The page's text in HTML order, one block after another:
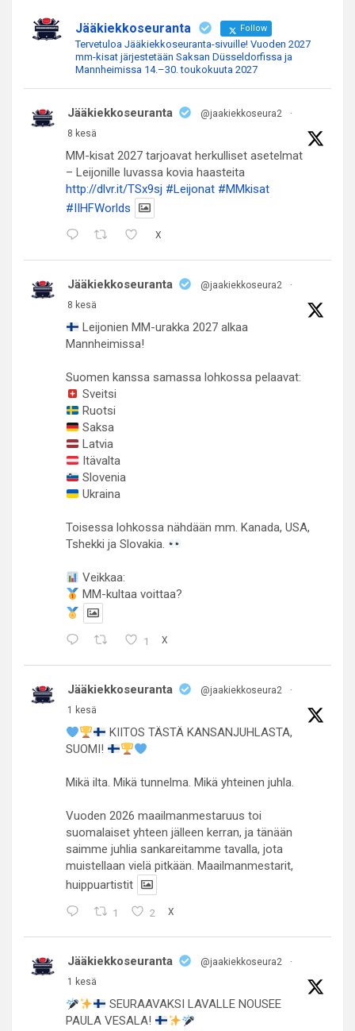
Jääkiekkoseuranta Follow
Tervetuloa Jääkiekkoseuranta-sivuille! Vuoden 2027
mm-kisat järjestetään Saksan Düsseldorfissa ja
Mannheimissa 14.–30. toukokuuta 2027
Jääkiekkoseuranta @jaakiekkoseura2
·
8 kesä
MM-kisat 2027 tarjoavat herkulliset asetelmat
– Leijonille luvassa kovia haasteita
http://dlvr.it/TSx9sj #Leijonat #MMkisat
#IIHFWorlds
X
Jääkiekkoseuranta @jaakiekkoseura2
·
8 kesä
Leijonien MM-urakka 2027 alkaa
Mannheimissa!
Suomen kanssa samassa lohkossa pelaavat:
Sveitsi
Ruotsi
Saksa
Latvia
Itävalta
Slovenia
Ukraina
Toisessa lohkossa nähdään mm. Kanada, USA,
Tshekki ja Slovakia.
Veikkaa:
MM-kultaa voittaa?
1 X
Jääkiekkoseuranta @jaakiekkoseura2
·
1 kesä
KIITOS TÄSTÄ KANSANJUHLASTA,
SUOMI!
Mikä ilta. Mikä tunnelma. Mikä yhteinen juhla.
Vuoden 2026 maailmanmestaruus toi
suomalaiset yhteen jälleen kerran, ja tänään
saimme juhlia sankareitamme tavalla, jota
muistellaan vielä pitkään. Maailmanmestarit,
huippuartistit
1 2 X
Jääkiekkoseuranta @jaakiekkoseura2
·
1 kesä
SEURAAVAKSI LAVALLE NOUSEE
PAULA VESALA!